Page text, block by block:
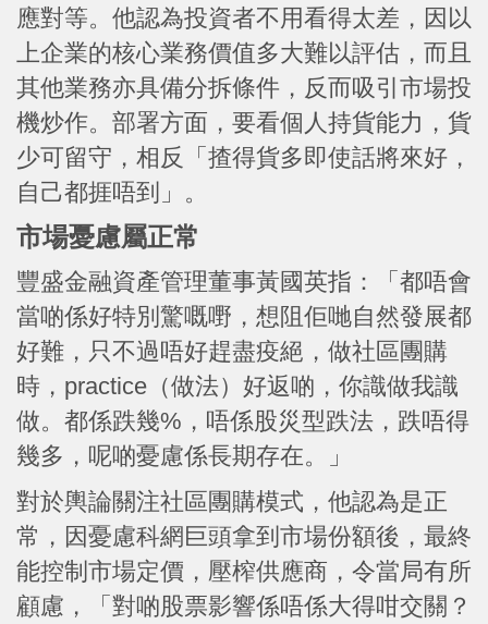
應對等。他認為投資者不用看得太差，因以
上企業的核心業務價值多大難以評估，而且
其他業務亦具備分拆條件，反而吸引市場投
機炒作。部署方面，要看個人持貨能力，貨
少可留守，相反「揸得貨多即使話將來好，
自己都捱唔到」。
市場憂慮屬正常
豐盛金融資產管理董事黃國英指：「都唔會
當啲係好特別驚嘅嘢，想阻佢哋自然發展都
好難，只不過唔好趕盡疫絕，做社區團購
時，practice（做法）好返啲，你識做我識
做。都係跌幾%，唔係股災型跌法，跌唔得
幾多，呢啲憂慮係長期存在。」
對於輿論關注社區團購模式，他認為是正
常，因憂慮科網巨頭拿到市場份額後，最終
能控制市場定價，壓榨供應商，令當局有所
顧慮，「對啲股票影響係唔係大得咁交關？